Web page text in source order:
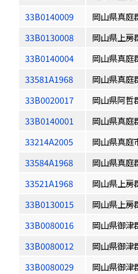
33B0140009
岡山県真庭
33B0130008
岡山県上房
33B0140004
岡山県真庭
33581A1968
岡山県真庭
33B0020017
岡山県阿哲
33B0140001
岡山県真庭
33214A2005
岡山県真庭
33584A1968
岡山県真庭
33521A1968
岡山県上房
33B0130015
岡山県上房
33B0080016
岡山県御津
33B0080012
岡山県御津
33B0080029
岡山県御津